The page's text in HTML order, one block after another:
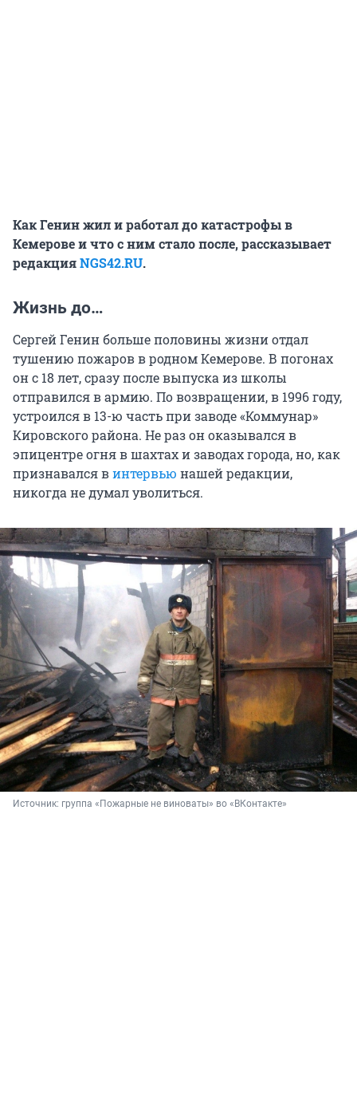
Как Генин жил и работал до катастрофы в
Кемерове и что с ним стало после, рассказывает
редакцияNGS42.RU.
Жизнь до…
Сергей Генин больше половины жизни отдал
тушению пожаров в родном Кемерове. В погонах
он с 18 лет, сразу после выпуска из школы
отправилсяв армию. По возвращении, в 1996 году,
устроился в 13-ю часть при заводе «Коммунар»
Кировского района. Не раз он оказывался в
эпицентре огня в шахтах и заводах города, но, как
признавался винтервью нашей редакции,
никогда не думал уволиться.
Источник: группа «Пожарные не виноваты» во «ВКонтакте»